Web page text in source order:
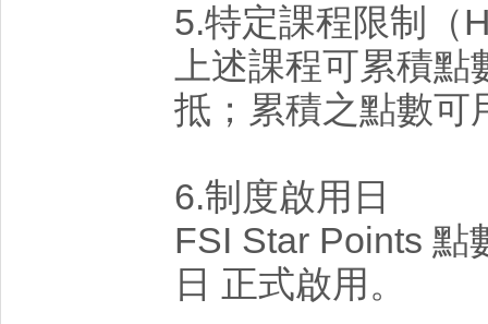
5.特定課程限制（
上述課程可累積
抵；累積之點數可
6.制度啟用日
FSI Star Points 點
日 正式啟用。